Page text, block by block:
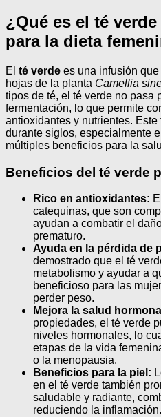
¿Qué es el té
para la dieta
El té verde es una infusión
hojas de la planta Camellia
tipos de té, el té verde no pasa
fermentación, lo que permite
antioxidantes y nutrientes.
durante siglos, especialmente
múltiples beneficios para la
Beneficios del té verde
Rico en antioxidantes:
catequinas, que son
ayudan a combatir el
prematuro.
Ayuda en la pérdida de
demostrado que el té
metabolismo y ayudar a
beneficioso para las
perder peso.
Mejora la salud
propiedades, el té verde
niveles hormonales, lo
etapas de la vida
o la menopausia.
Beneficios para la piel:
en el té verde también
saludable y radiante,
reduciendo la inflamación.